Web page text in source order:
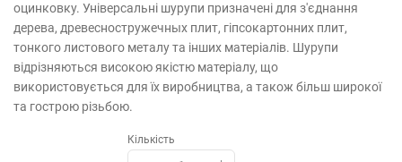
оцинковку. Універсальні шурупи призначені для з'єднання
дерева, древесностружечных плит, гіпсокартонних плит,
тонкого листового металу та інших матеріалів. Шурупи
відрізняються високою якістю матеріалу, що
використовується для їх виробництва, а також більш широкої
та гострою різьбою.
Кількість